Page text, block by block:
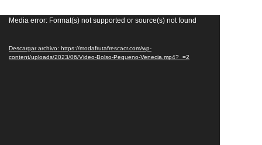
Reproductor
vídeo
Media error: Format(s) not supported or source(s) not found
Descargar archivo: https://modafrutafrescacr.com/wp-
content/uploads/2023/06/Video-Bolso-Pequeno-Venecia.mp4?_=2